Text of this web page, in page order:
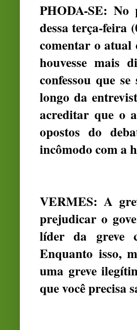
PHODA-SE:
dessa terça-feira
comentar o atual
houvesse mais
confessou que
longo da
acreditar que o
opostos do
incômodo com a
VERMES: A
prejudicar o
líder da greve
Enquanto isso,
uma greve
que você precisa